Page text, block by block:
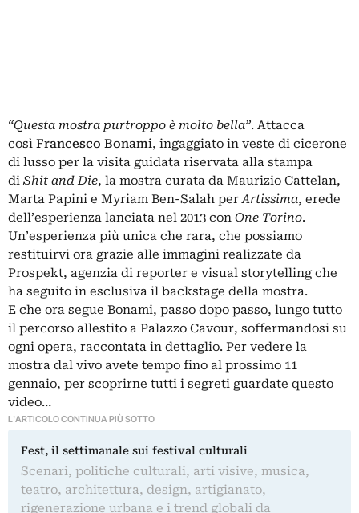
“Questa mostra purtroppo è molto bella”. Attacca
così Francesco Bonami, ingaggiato in veste di cicerone
di lusso per la visita guidata riservata alla stampa
di Shit and Die, la mostra curata da Maurizio Cattelan,
Marta Papini e Myriam Ben-Salah perArtissima, erede
dell’esperienza lanciata nel 2013 con One Torino.
Un’esperienza più unica che rara, che possiamo
restituirvi ora grazie alle immagini realizzate da
Prospekt, agenzia di reporter e visual storytelling che
ha seguito in esclusiva il backstage della mostra.
E che ora segue Bonami, passo dopo passo, lungo tutto
il percorso allestito a Palazzo Cavour, soffermandosi su
ogni opera, raccontata in dettaglio. Per vedere la
mostra dal vivo avete tempo fino al prossimo 11
gennaio, per scoprirne tutti i segreti guardate questo
video…
L'ARTICOLO CONTINUA PIÙ SOTTO
Fest, il settimanale sui festival culturali
Scenari, politiche culturali, arti visive, musica,
teatro, architettura, design, artigianato,
rigenerazione urbana e i trend globali da